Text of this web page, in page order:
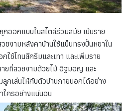
กออกแบบในสไตล์ร่วมสมัย เน้นราย
ยงามหลังคาบ้านใช้แป็นทรงปั้นหยาใน
ใช้โทนสีครีมและเทา และเพิ่มราย
ยที่สวยงามด้วยไม้ อิฐมอญ และ
ลูกเล่นให้กับตัวบ้านภายนอกได้อย่าง
ใครอย่างแน่นอน